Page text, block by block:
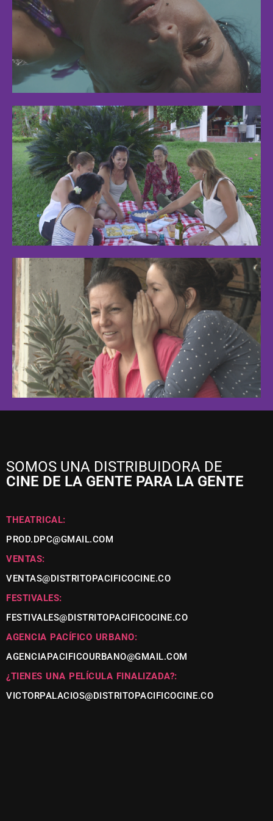
SOMOS UNA DISTRIBUIDORA DE
CINE DE LA GENTE PARA LA GENTE
THEATRICAL:
PROD.DPC@GMAIL.COM
VENTAS:
VENTAS@DISTRITOPACIFICOCINE.CO
FESTIVALES:
FESTIVALES@DISTRITOPACIFICOCINE.CO
AGENCIA PACÍFICO URBANO:
AGENCIAPACIFICOURBANO@GMAIL.COM
¿TIENES UNA PELÍCULA FINALIZADA?:
VICTORPALACIOS@DISTRITOPACIFICOCINE.CO